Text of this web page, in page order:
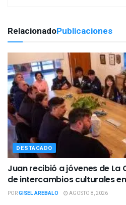
RelacionadoPublicaciones
DESTACADO
Juan recibió a jóvenes de
de intercambios culturales
PORGISEL AREBALO AGOSTO 8, 2026